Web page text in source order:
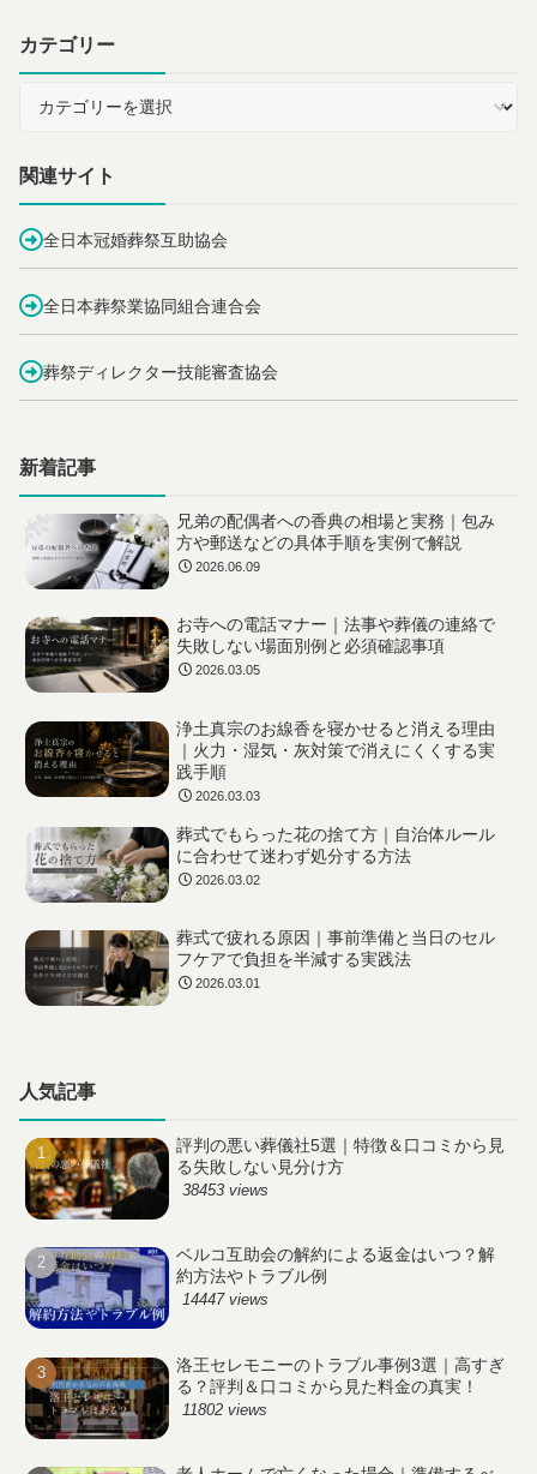
カテゴリー
関連サイト
全日本冠婚葬祭互助協会
全日本葬祭業協同組合連合会
葬祭ディレクター技能審査協会
新着記事
兄弟の配偶者への香典の相場と実務｜包み
方や郵送などの具体手順を実例で解説
2026.06.09
お寺への電話マナー｜法事や葬儀の連絡で
失敗しない場面別例と必須確認事項
2026.03.05
浄土真宗のお線香を寝かせると消える理由
｜火力・湿気・灰対策で消えにくくする実
践手順
2026.03.03
葬式でもらった花の捨て方｜自治体ルール
に合わせて迷わず処分する方法
2026.03.02
葬式で疲れる原因｜事前準備と当日のセル
フケアで負担を半減する実践法
2026.03.01
人気記事
評判の悪い葬儀社5選｜特徴＆口コミから見
る失敗しない見分け方
38453 views
ベルコ互助会の解約による返金はいつ？解
約方法やトラブル例
14447 views
洛王セレモニーのトラブル事例3選｜高すぎ
る？評判＆口コミから見た料金の真実！
11802 views